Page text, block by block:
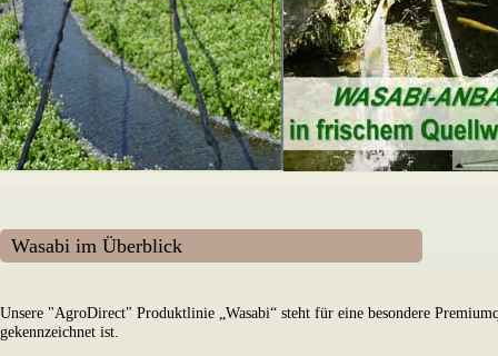
Wasabi im Überblick
Unsere "AgroDirect" Produktlinie „Wasabi“ steht für eine besondere
gekennzeichnet ist.